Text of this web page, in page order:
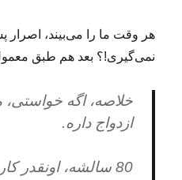
هر وقت ما را می‌بیند،
نمی‌گیری!؟ بعد هم طبق
خلاصه، اگه
ازدواج داره.
80 سالشه، اونقدر